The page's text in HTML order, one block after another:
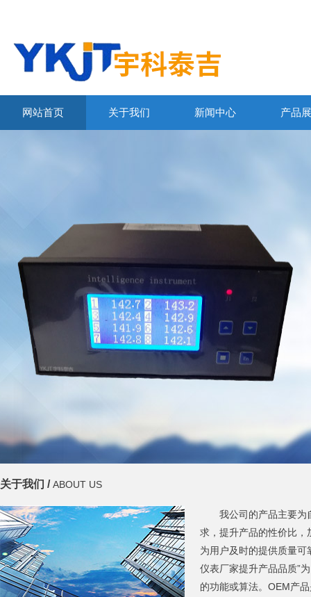
网站首页 关于我们 新闻中心 产品
关于我们 /ABOUT US
我公司的产品主要为
求，提升产品的性价比
为用户及时的提供质量可
仪表厂家提升产品品质”
的功能或算法。OEM产